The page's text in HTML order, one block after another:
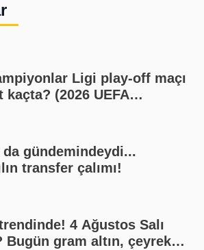
Ligi play-off maçı
kaçta? (2026 UEFA
da gündemindeydi...
transfer çalımı!
4 Ağustos Salı
Bugün gram altın, çeyrek